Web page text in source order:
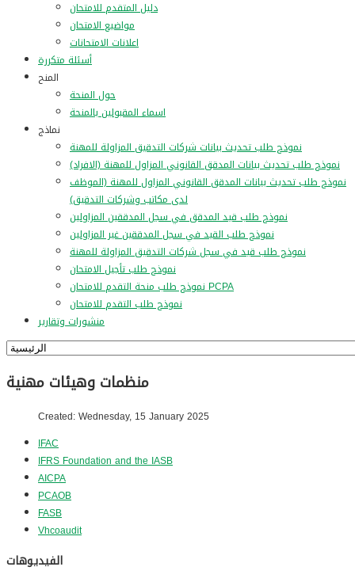
دليل المتقدم للامتحان
مواضيع الامتحان
اعلانات الامتحانات
أسئلة متكررة
المنح
حول المنحة
اسماء المقبولين بالمنحة
نماذج
نموذج طلب تحديث بيانات شركات التدقيق المزاولة للمهنة
نموذج طلب تحديث بيانات المدقق القانوني المزاول للمهنة (الافراد)
نموذج طلب تحديث بيانات المدقق القانوني المزاول للمهنة (الموظف
لدى مكاتب وشركات التدقيق)
نموذج طلب قيد المدقق في سجل المدققين المزاولين
نموذج طلب القيد في سجل المدققين غير المزاولين
نموذج طلب قيد في سجل شركات التدقيق المزاولة للمهنة
نموذج طلب تأجيل الامتحان
نموذج طلب منحة التقدم للامتحان PCPA
نموذج طلب التقدم للامتحان
منشورات وتقارير
منظمات وهيئات مهنية
Created: Wednesday, 15 January 2025
IFAC
IFRS Foundation and the IASB
AICPA
PCAOB
FASB
Vhcoaudit
الفيديوهات